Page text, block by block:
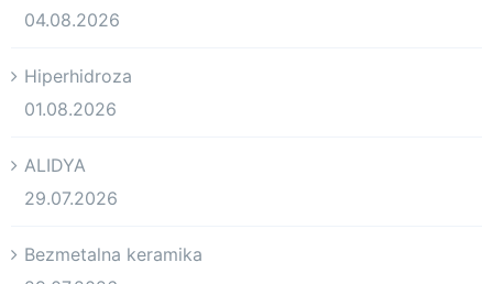
04.08.2026
Hiperhidroza
01.08.2026
ALIDYA
29.07.2026
Bezmetalna keramika